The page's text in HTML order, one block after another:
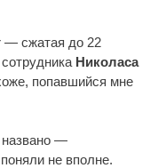
— сжатая до 22
Николаса
попавшийся мне
названо —
не вполне.